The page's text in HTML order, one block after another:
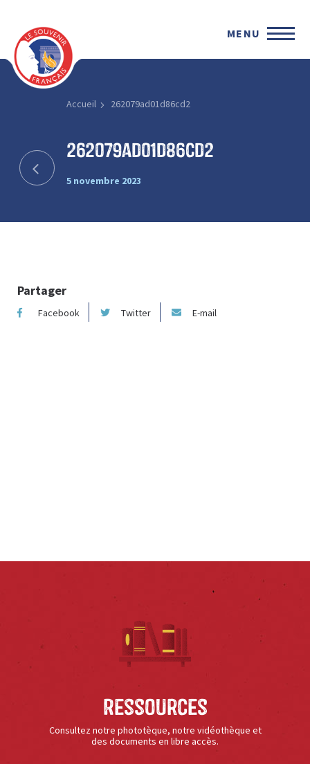
MENU
Accueil 262079ad01d86cd2
262079ad01d86cd2
5 novembre 2023
Partager
Facebook Twitter E-mail
Ressources
Consultez notre phototèque, notre vidéothèque et
des documents en libre accès.